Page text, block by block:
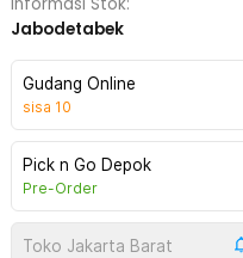
Jabodetabek
Gudang Online
sisa 10
Pick n Go Depok
Pre-Order
Toko Jakarta Barat